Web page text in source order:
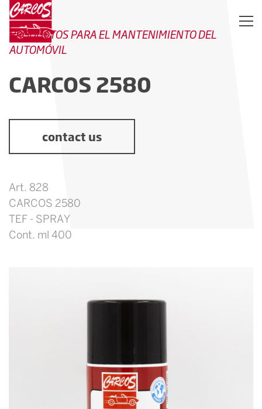
PRODUCTOS PARA EL MANTENIMIENTO DEL
AUTOMÓVIL
CARCOS 2580
contact us
Art. 828
CARCOS 2580
TEF - SPRAY
Cont. ml 400